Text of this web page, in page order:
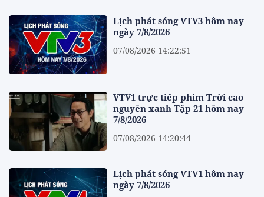
Lịch phát sóng VTV3 hôm nay
ngày 7/8/2026
07/08/2026 14:22:51
VTV1 trực tiếp phim Trời cao
nguyên xanh Tập 21 hôm nay
7/8/2026
07/08/2026 14:20:44
Lịch phát sóng VTV1 hôm nay
ngày 7/8/2026